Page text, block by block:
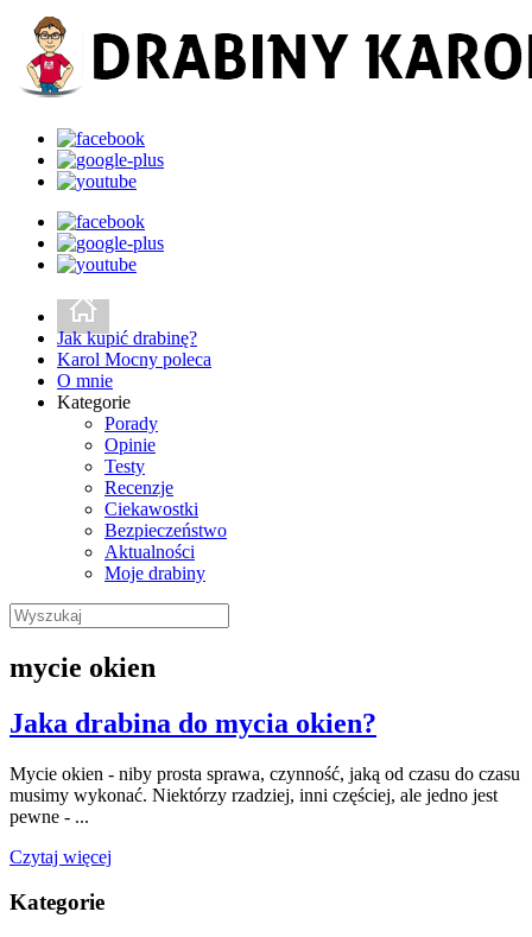
Jak kupić drabinę?
Karol Mocny poleca
O mnie
Kategorie
Porady
Opinie
Testy
Recenzje
Ciekawostki
Bezpieczeństwo
Aktualności
Moje drabiny
Wyszukaj:
mycie okien
Jaka drabina do mycia okien?
Mycie okien - niby prosta sprawa, czynność, jaką od czasu do czasu
musimy wykonać. Niektórzy rzadziej, inni częściej, ale jedno jest
pewne - ...
Czytaj więcej
Kategorie